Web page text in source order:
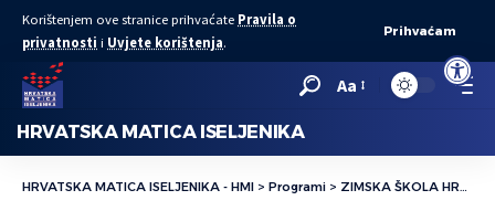
Open
Korištenjem ove stranice prihvaćate Pravila o
privatnosti i Uvjete korištenja.
Prihvaćam
Aa
HRVATSKA MATICA ISELJENIKA
HRVATSKA MATICA ISELJENIKA - HMI > Programi > ZIMSKA ŠKOLA HRVATSKOG FOLKLORA 2024.